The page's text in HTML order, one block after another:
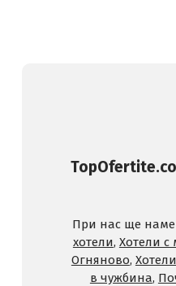
При нас ще
хотели, Хотели с
Огняново,
в чужбина,